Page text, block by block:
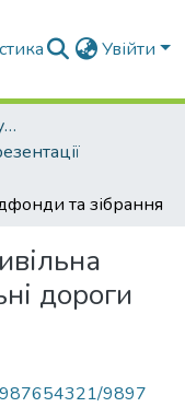
Увійти
Атестаційні роботи випускників
та зібрання
дороги
987654321/9897